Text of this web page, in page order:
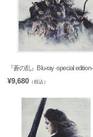
『蒼の乱』Blu-ray -special edition-
¥9,680 （税込）